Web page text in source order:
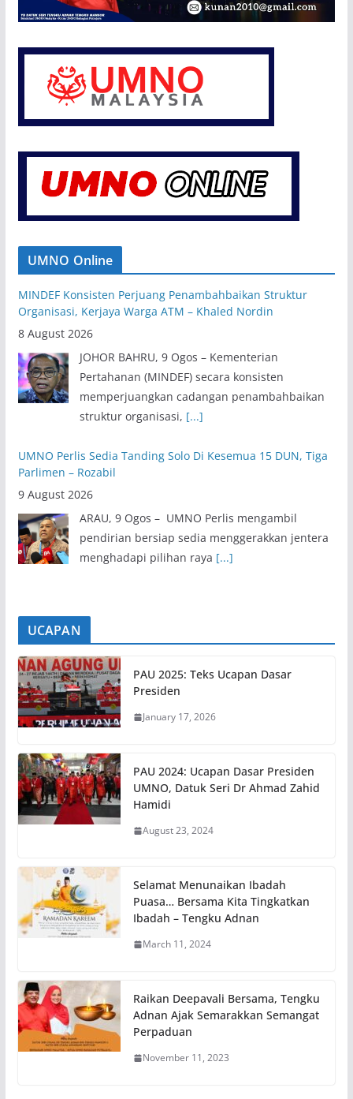
UMNO Online
MINDEF Konsisten Perjuang Penambahbaikan Struktur
Organisasi, Kerjaya Warga ATM – Khaled Nordin
8 August 2026
JOHOR BAHRU, 9 Ogos – Kementerian
Pertahanan (MINDEF) secara konsisten
memperjuangkan cadangan penambahbaikan
struktur organisasi, [...]
UMNO Perlis Sedia Tanding Solo Di Kesemua 15 DUN, Tiga
Parlimen – Rozabil
9 August 2026
ARAU, 9 Ogos – UMNO Perlis mengambil
pendirian bersiap sedia menggerakkan jentera
menghadapi pilihan raya [...]
UCAPAN
PAU 2025: Teks Ucapan Dasar
Presiden
January 17, 2026
PAU 2024: Ucapan Dasar Presiden
UMNO, Datuk Seri Dr Ahmad Zahid
Hamidi
August 23, 2024
Selamat Menunaikan Ibadah
Puasa… Bersama Kita Tingkatkan
Ibadah – Tengku Adnan
March 11, 2024
Raikan Deepavali Bersama, Tengku
Adnan Ajak Semarakkan Semangat
Perpaduan
November 11, 2023